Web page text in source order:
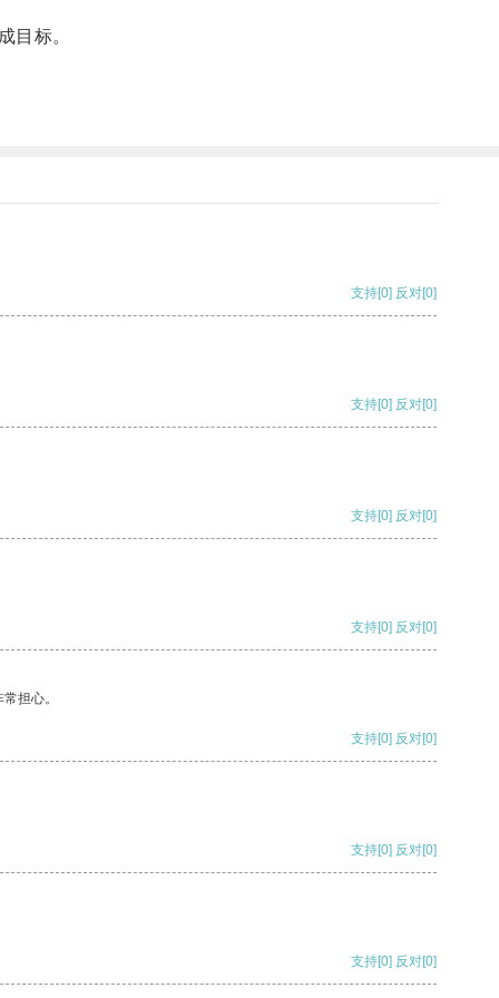
目标。
支持[0] 反对[0]
支持[0] 反对[0]
支持[0] 反对[0]
支持[0] 反对[0]
担心。
支持[0] 反对[0]
支持[0] 反对[0]
支持[0] 反对[0]